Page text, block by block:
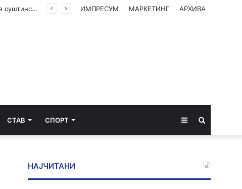
(ФОТО) Ахмети на средба со в.д. амбасадорката на САД: Американската поддршка е суштинска за зачувување на духот на Охридскиот договор ИМПРЕСУМ МАРКЕТИНГ АРХИВА
СТАВ СПОРТ Sidebar
НАЈЧИТАНИ